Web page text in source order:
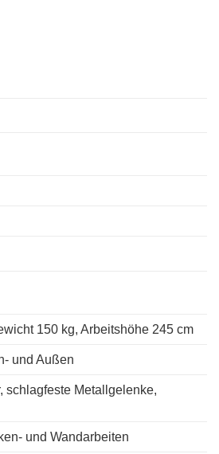
150 kg, Arbeitshöhe 245 cm
und Außen
schlagfeste Metallgelenke,
und Wandarbeiten